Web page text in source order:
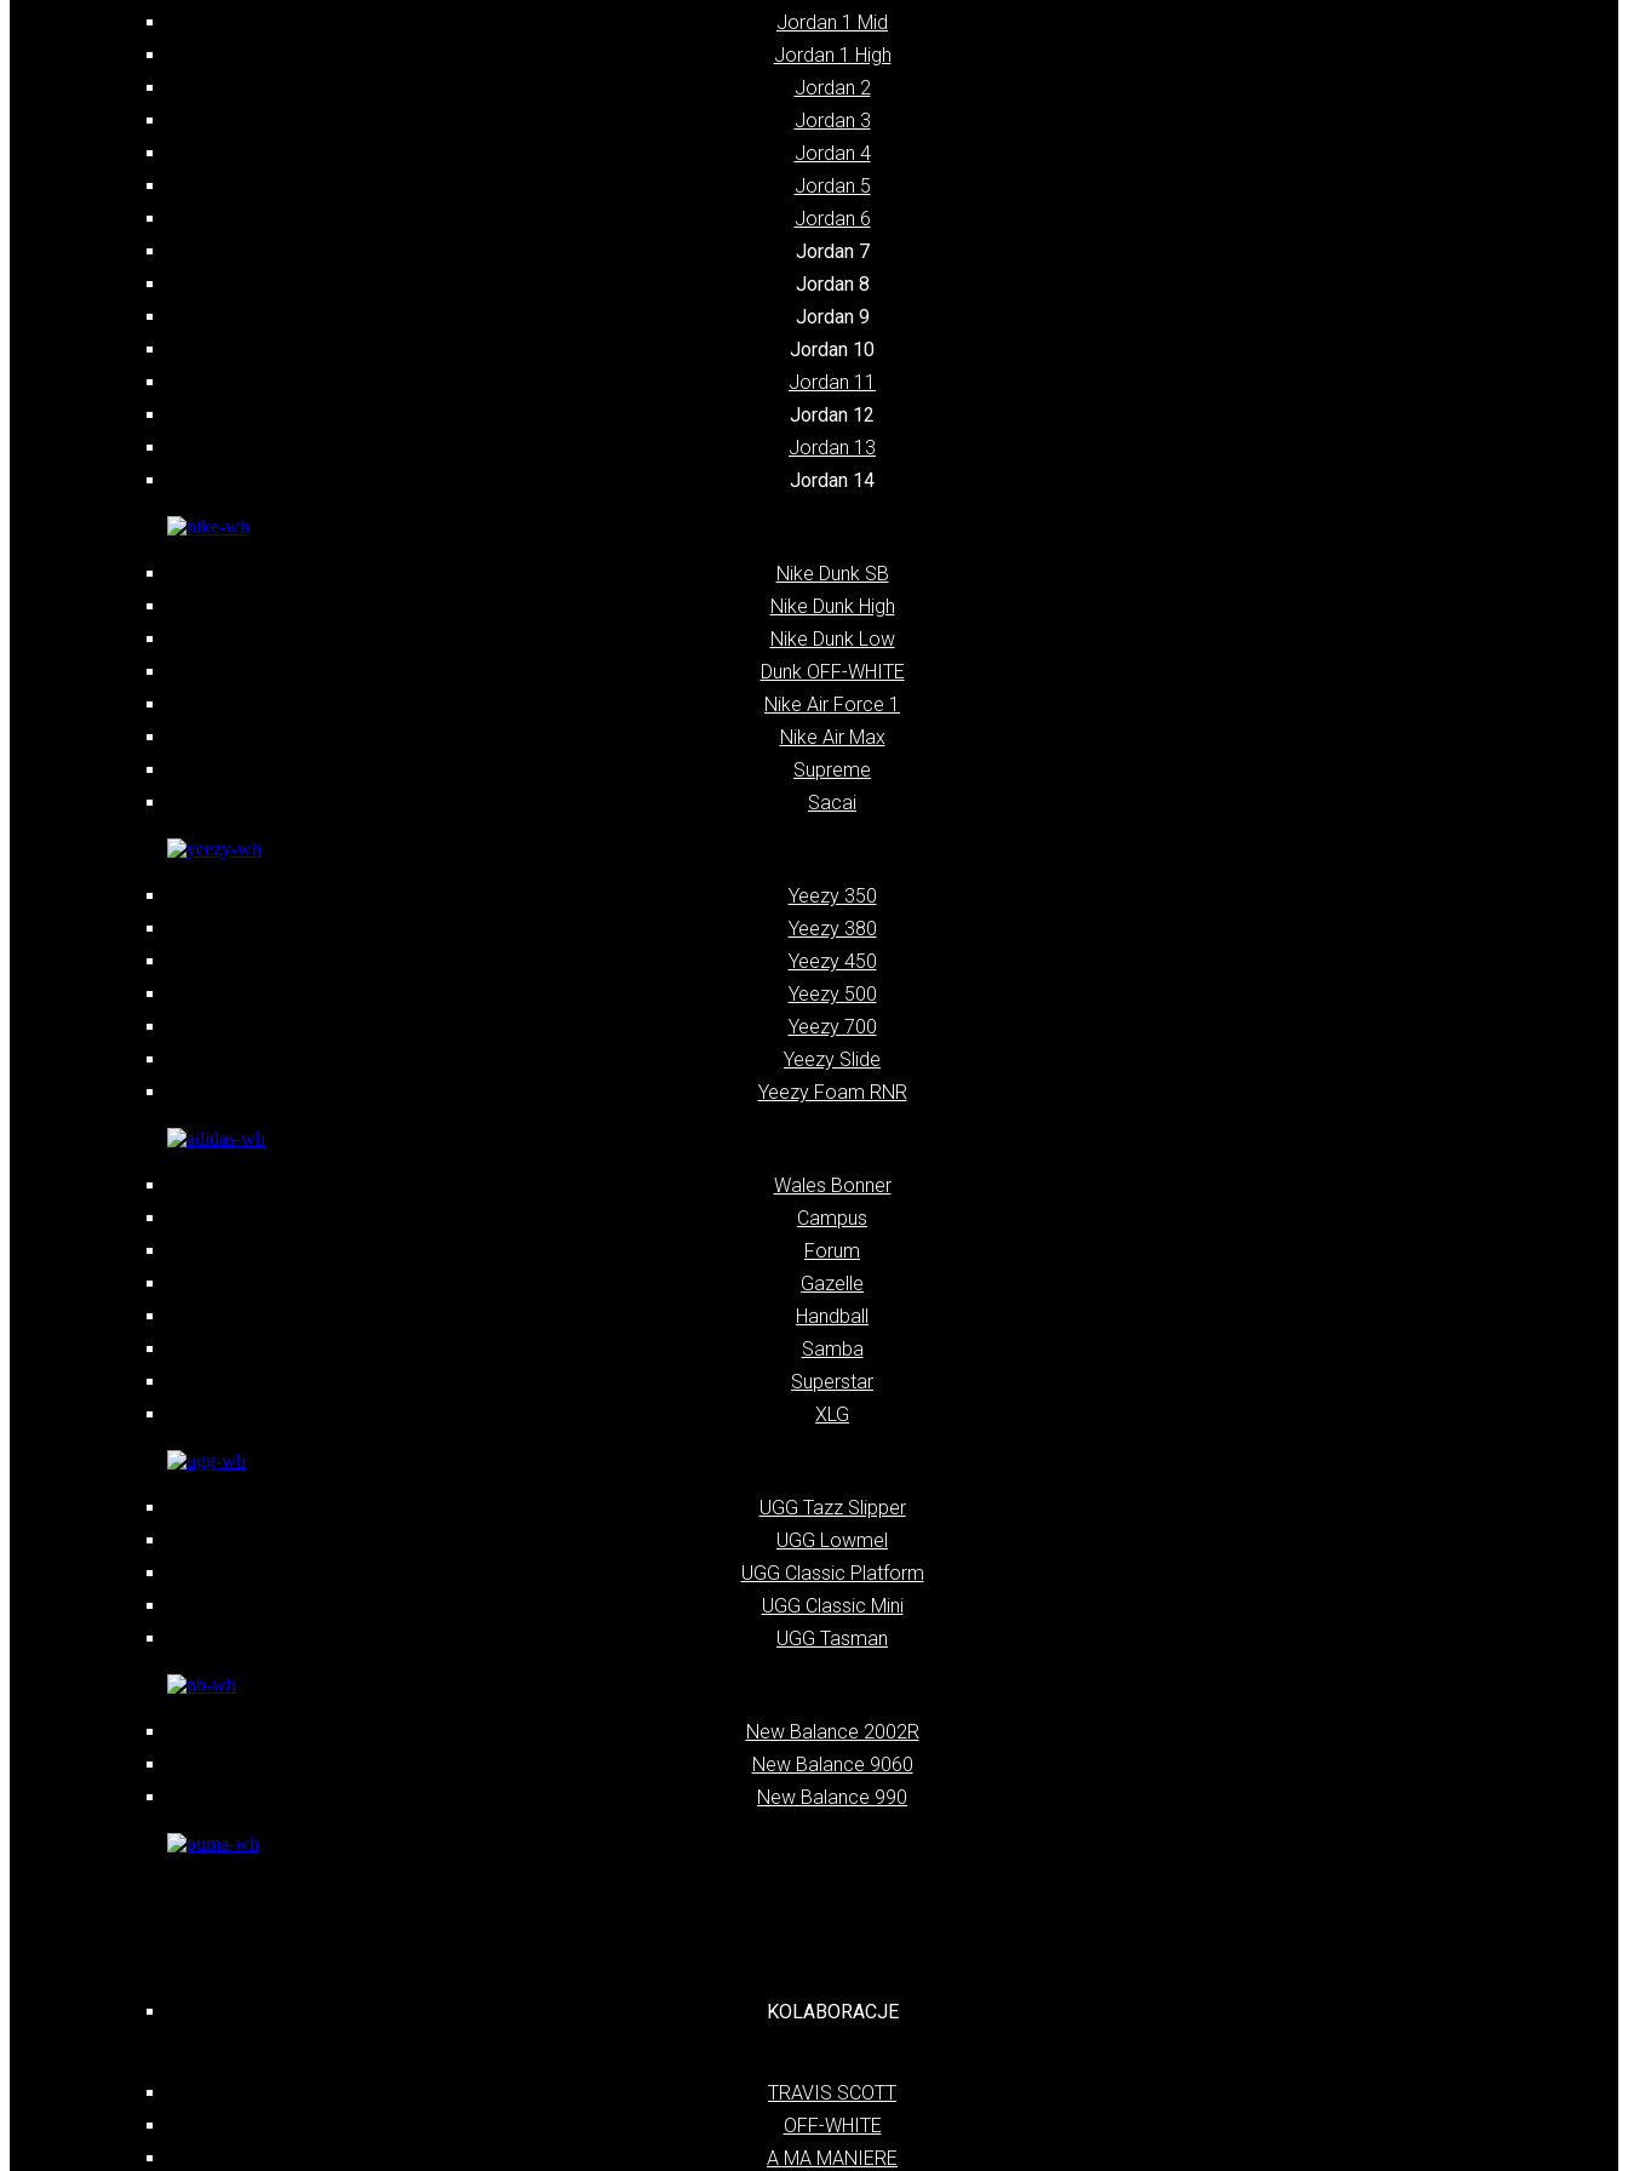
Jordan 1 Mid
Jordan 1 High
Jordan 2
Jordan 3
Jordan 4
Jordan 5
Jordan 6
Jordan 7
Jordan 8
Jordan 9
Jordan 10
Jordan 11
Jordan 12
Jordan 13
Jordan 14
Nike Dunk SB
Nike Dunk High
Nike Dunk Low
Dunk OFF-WHITE
Nike Air Force 1
Nike Air Max
Supreme
Sacai
Yeezy 350
Yeezy 380
Yeezy 450
Yeezy 500
Yeezy 700
Yeezy Slide
Yeezy Foam RNR
Wales Bonner
Campus
Forum
Gazelle
Handball
Samba
Superstar
XLG
UGG Tazz Slipper
UGG Lowmel
UGG Classic Platform
UGG Classic Mini
UGG Tasman
New Balance 2002R
New Balance 9060
New Balance 990
KOLABORACJE
TRAVIS SCOTT
OFF-WHITE
A MA MANIERE